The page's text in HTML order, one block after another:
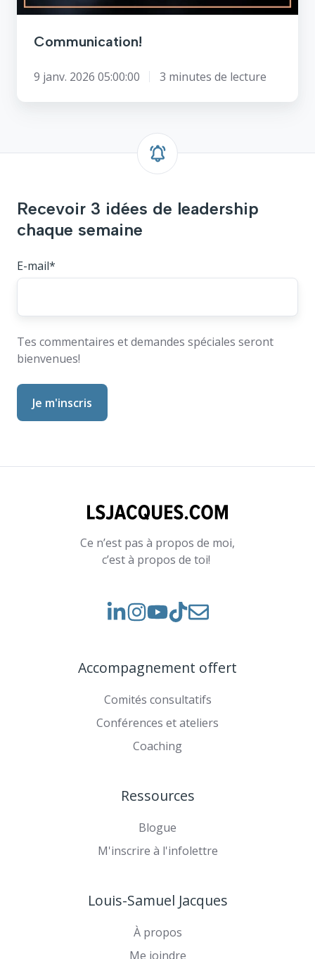
Communication!
9 janv. 2026 05:00:00 3 minutes de lecture
Recevoir 3 idées de leadership
chaque semaine
E-mail*
Tes commentaires et demandes spéciales seront
bienvenues!
Ce n’est pas à propos de moi,
c’est à propos de toi!
VoirVoir
sur
Rejoignez-
TikTok
Accompagnement offert
Comités consultatifs
Conférences et ateliers
Coaching
Ressources
Blogue
M'inscrire à l'infolettre
Louis-Samuel Jacques
À propos
Me joindre